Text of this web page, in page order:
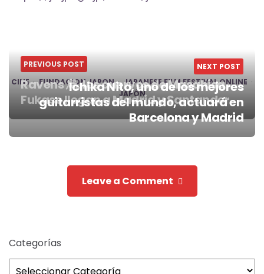
CINE FUNDACION JAPON
JAPANESE FILM FESTIVAL ONLINE
JAPÓN
Post
navigation
PREVIOUS POST
Ravens 烏, los cuervos de Masahisa
Fukase llegan a Madrid y Santander
NEXT POST
Ichika Nito, uno de los mejores
guitarristas del mundo, actuará en
Barcelona y Madrid
Leave a Comment
Categorías